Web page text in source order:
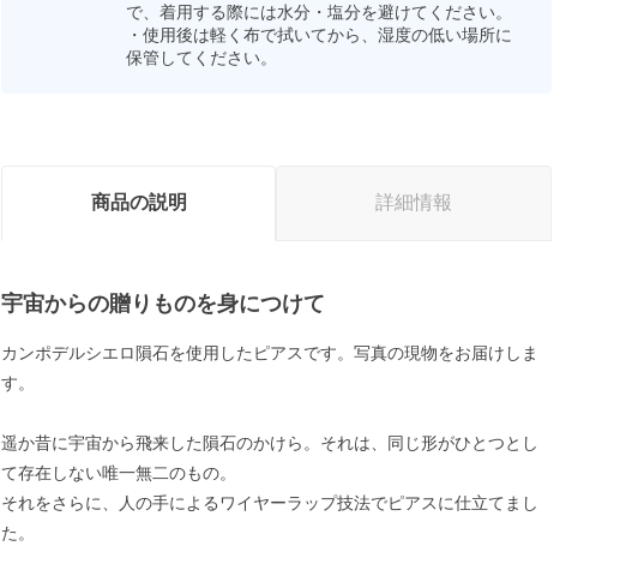
で、着用する際には水分・塩分を避けてください。
・使用後は軽く布で拭いてから、湿度の低い場所に
保管してください。
商品の説明 詳細情報
宇宙からの贈りものを身につけて
カンポデルシエロ隕石を使用したピアスです。写真の現物をお届けしま
す。
遥か昔に宇宙から飛来した隕石のかけら。それは、同じ形がひとつとし
て存在しない唯一無二のもの。
それをさらに、人の手によるワイヤーラップ技法でピアスに仕立てまし
た。